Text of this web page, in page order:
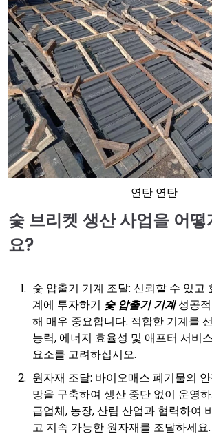
연탄 연탄
숯 브리켓 생산 사업을 어
요?
숯 압출기 기계 조달: 신뢰할 수 있고
계에 투자하기 숯 압출기 기계성공
해 매우 중요합니다. 적합한 기계를
능력, 에너지 효율성 및 애프터 서비
요소를 고려하십시오.
원자재 조달: 바이오매스 폐기물의
망을 구축하여 생산 중단 없이 운영
급업체, 농장, 산림 산업과 협력하여
고 지속 가능한 원자재를 조달하세요.